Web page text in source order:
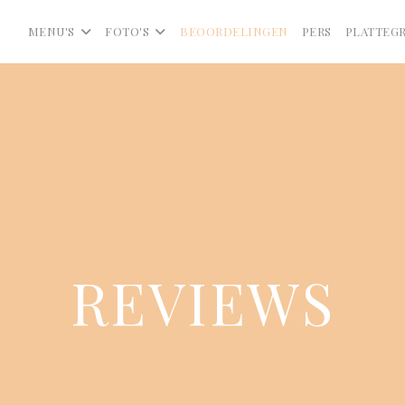
MENU'S FOTO'S BEOORDELINGEN PERS
REVIEWS